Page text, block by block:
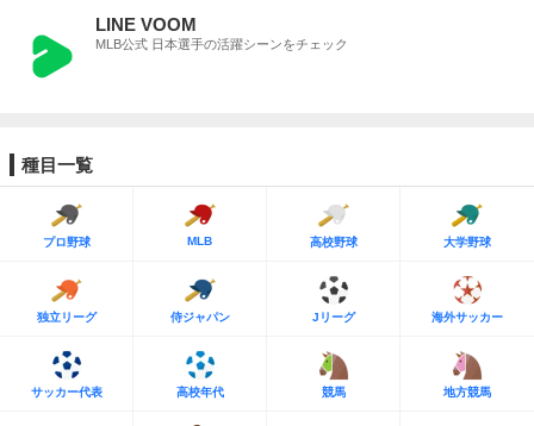
LINE VOOM
MLB公式 日本選手の活躍シーンをチェック
種目一覧
プロ野球 MLB 高校野球 大学野球
独立リーグ 侍ジャパン Jリーグ 海外サッカー
サッカー代表 高校年代 競馬 地方競馬